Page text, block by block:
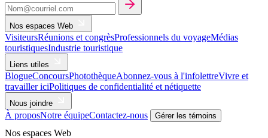
Nos espaces Web
VisiteursRéunions et congrèsProfessionnels du voyageMédias
touristiquesIndustrie touristique
Liens utiles
BlogueConcoursPhotothèqueAbonnez-vous à l'infolettreVivre et
travailler iciPolitiques de confidentialité et nétiquette
Nous joindre
À proposNotre équipeContactez-nous Gérer les témoins
Nos espaces Web